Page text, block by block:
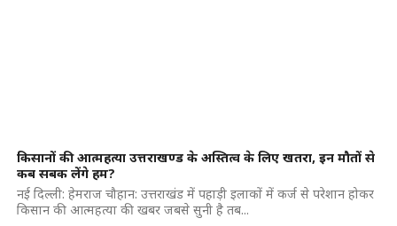
किसानों की आत्महत्या उत्तराखण्ड के अस्तित्व के लिए खतरा, इन मौतों से
कब सबक लेंगे हम?
नई दिल्ली: हेमराज चौहान: उत्तराखंड में पहाड़ी इलाकों में कर्ज से परेशान होकर
किसान की आत्महत्या की खबर जबसे सुनी है तब...